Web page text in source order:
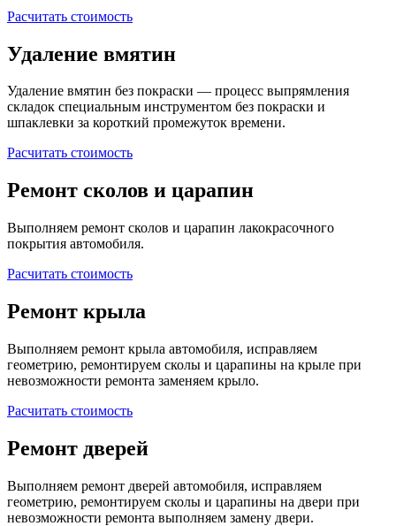
Расчитать стоимость
Удаление вмятин
Удаление вмятин без покраски — процесс выпрямления
складок специальным инструментом без покраски и
шпаклевки за короткий промежуток времени.
Расчитать стоимость
Ремонт сколов и царапин
Выполняем ремонт сколов и царапин лакокрасочного
покрытия автомобиля.
Расчитать стоимость
Ремонт крыла
Выполняем ремонт крыла автомобиля, исправляем
геометрию, ремонтируем сколы и царапины на крыле при
невозможности ремонта заменяем крыло.
Расчитать стоимость
Ремонт дверей
Выполняем ремонт дверей автомобиля, исправляем
геометрию, ремонтируем сколы и царапины на двери при
невозможности ремонта выполняем замену двери.